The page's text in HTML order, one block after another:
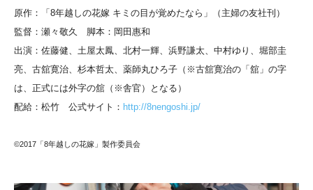
原作：「8年越しの花嫁 キミの目が覚めたなら」（主婦の友社刊）
監督：瀬々敬久 脚本：岡田惠和
出演：佐藤健、土屋太鳳、北村一輝、浜野謙太、中村ゆり、堀部圭
亮、古舘寛治、杉本哲太、薬師丸ひろ子（※古舘寛治の「舘」の字
は、正式には外字の舘（※舎官）となる）
配給：松竹 公式サイト： http://8nengoshi.jp/
©2017「8年越しの花嫁」製作委員会